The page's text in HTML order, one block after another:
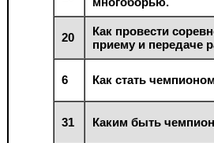
20
Как провести
приему и передаче
6 Как стать
31 Каким быть